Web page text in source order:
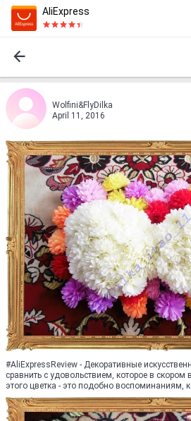
AliExpress
Wolfini&FlyDilka
April 11, 2016
#AliExpressReview - Декоративные
сравнить с удовольствием, которое в скором
этого цветка - это подобно воспоминаниям,